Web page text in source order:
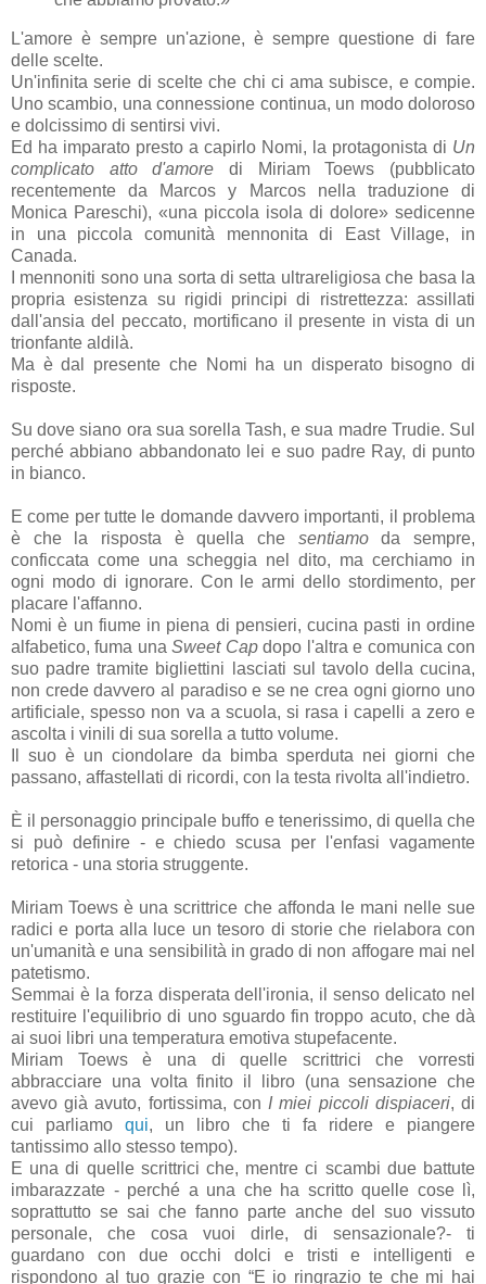
L'amore è sempre un'azione, è sempre questione di fare
delle scelte.
Un'infinita serie di scelte che chi ci ama subisce, e compie.
Uno scambio, una connessione continua, un modo doloroso
e dolcissimo di sentirsi vivi.
Ed ha imparato presto a capirlo Nomi, la protagonista di Un
complicato atto d'amore di Miriam Toews (pubblicato
recentemente da Marcos y Marcos nella traduzione di
Monica Pareschi), «una piccola isola di dolore» sedicenne
in una piccola comunità mennonita di East Village, in
Canada.
I mennoniti sono una sorta di setta ultrareligiosa che basa la
propria esistenza su rigidi principi di ristrettezza: assillati
dall'ansia del peccato, mortificano il presente in vista di un
trionfante aldilà.
Ma è dal presente che Nomi ha un disperato bisogno di
risposte.
Su dove siano ora sua sorella Tash, e sua madre Trudie. Sul
perché abbiano abbandonato lei e suo padre Ray, di punto
in bianco.
E come per tutte le domande davvero importanti, il problema
è che la risposta è quella che sentiamoda sempre,
conficcata come una scheggia nel dito, ma cerchiamo in
ogni modo di ignorare. Con le armi dello stordimento, per
placare l'affanno.
Nomi è un fiume in piena di pensieri, cucina pasti in ordine
alfabetico, fuma unaSweet Capdopo l'altra e comunica con
suo padre tramite bigliettini lasciati sul tavolo della cucina,
non crede davvero al paradiso e se ne crea ogni giorno uno
artificiale, spesso non va a scuola, si rasa i capelli a zero e
ascolta i vinili di sua sorella a tutto volume.
Il suo è un ciondolare da bimba sperduta nei giorni che
passano, affastellati di ricordi, con la testa rivolta all'indietro.
È il personaggio principale buffo e tenerissimo, di quella che
si può definire - e chiedo scusa per l'enfasi vagamente
retorica - una storia struggente.
Miriam Toews è una scrittrice che affonda le mani nelle sue
radici e porta alla luce un tesoro di storie che rielabora con
un'umanità e una sensibilità in grado di non affogare mai nel
patetismo.
Semmai è la forza disperata dell'ironia, il senso delicato nel
restituire l'equilibrio di uno sguardo fin troppo acuto, che dà
ai suoi libri una temperatura emotiva stupefacente.
Miriam Toews è una di quelle scrittrici che vorresti
abbracciare una volta finito il libro (una sensazione che
avevo già avuto, fortissima, con I miei piccoli dispiaceri, di
cui parliamo qui, un libro che ti fa ridere e piangere
tantissimo allo stesso tempo).
E una di quelle scrittrici che, mentre ci scambi due battute
imbarazzate - perché a una che ha scritto quelle cose lì,
soprattutto se sai che fanno parte anche del suo vissuto
personale, che cosa vuoi dirle, di sensazionale?- ti
guardano con due occhi dolci e tristi e intelligenti e
rispondono al tuo grazie con “E io ringrazio te che mi hai